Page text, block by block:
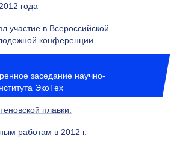
года
в Всероссийской
конференции
заседание научно-
ЭкоТех
плавки.
работам в 2012 г.